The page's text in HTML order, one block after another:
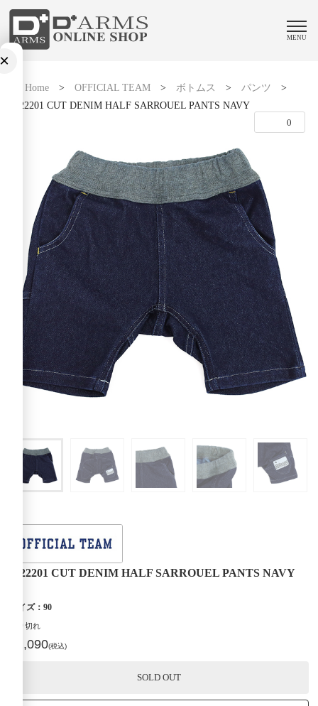
MENU
Home> OFFICIAL TEAM> ボトムス > パンツ >
1122201 CUT DENIM HALF SARROUEL PANTS NAVY
0
1122201 CUT DENIM HALF SARROUEL PANTS NAVY
サイズ：90
売り切れ
¥2,090(税込)
SOLD OUT
×